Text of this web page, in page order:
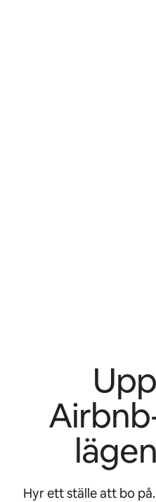
Hyr ett ställe att bo